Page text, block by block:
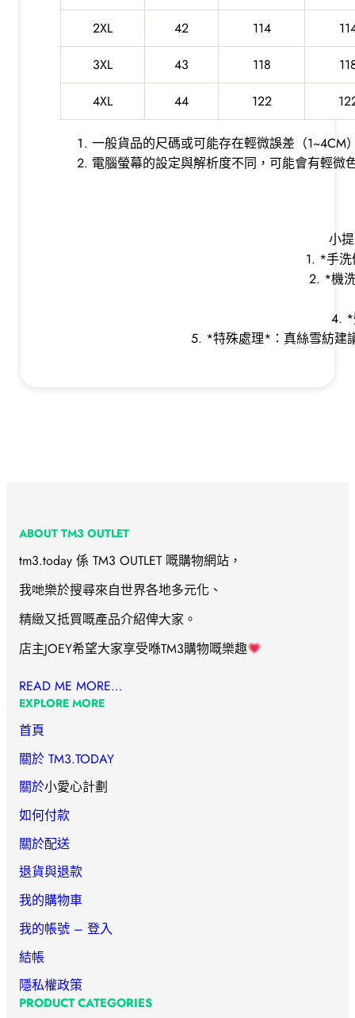
2XL
42 114
3XL
43 118
4XL
44 122
一般貨品的尺碼或可能存在輕微誤差（1~4CM
電腦螢幕的設定與解析度不同，可能會有輕微
小
1. *手
2. *機
4. *
5. *特殊處理*：真絲雪紡建
ABOUT TM3 OUTLET
tm3.today 係 TM3 OUTLET 嘅購物網站，
我哋樂於搜尋來自世界各地多元化、
精緻又抵買嘅產品介紹俾大家。
店主JOEY希望大家享受喺TM3購物嘅樂趣
READ ME MORE…
EXPLORE MORE
首頁
關於 TM3.TODAY
關於小愛心計劃
如何付款
關於配送
退貨與退款
我的購物車
我的帳號 – 登入
結帳
隱私權政策
PRODUCT CATEGORIES